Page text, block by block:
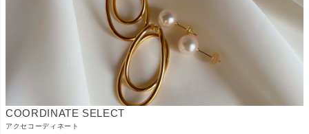
COORDINATE SELECT
アクセコーディネート